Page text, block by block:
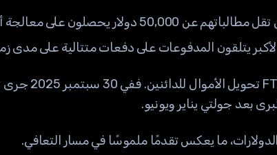
على معالجة أسرع وأولوية في السداد.
الأكبر يتلقون المدفوعات على دفعات متتالية على مدى
بعد جولتي يناير ويونيو.
ما يعكس تقدمًا ملموسًا في مسار التعافي.